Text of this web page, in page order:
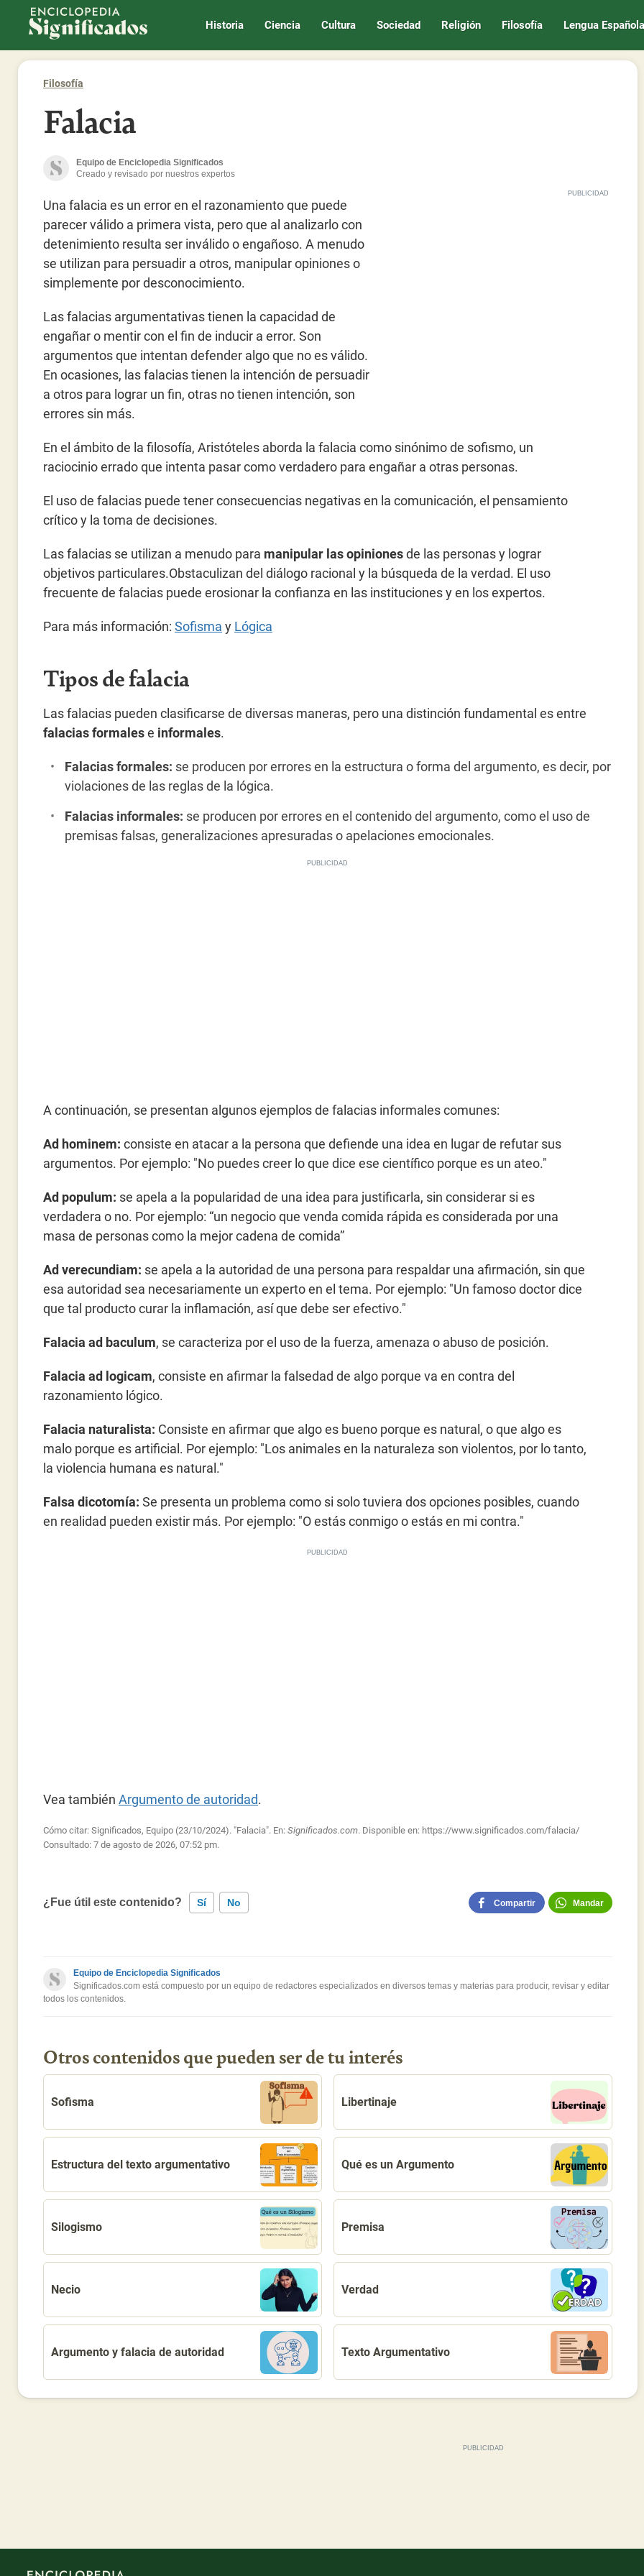
Enciclopedia Significados
Historia Ciencia Cultura Sociedad Religión Filosofía Lengua Española
Filosofía
Falacia
Equipo de Enciclopedia Significados
Creado y revisado por nuestros expertos
Una falacia es un error en el razonamiento que puede
parecer válido a primera vista, pero que al analizarlo con
detenimiento resulta ser inválido o engañoso. A menudo
se utilizan para persuadir a otros, manipular opiniones o
simplemente por desconocimiento.
Las falacias argumentativas tienen la capacidad de
engañar o mentir con el fin de inducir a error. Son
argumentos que intentan defender algo que no es válido.
En ocasiones, las falacias tienen la intención de persuadir
a otros para lograr un fin, otras no tienen intención, son
errores sin más.
En el ámbito de la filosofía, Aristóteles aborda la falacia como sinónimo de sofismo, un
raciocinio errado que intenta pasar como verdadero para engañar a otras personas.
El uso de falacias puede tener consecuencias negativas en la comunicación, el pensamiento
crítico y la toma de decisiones.
Las falacias se utilizan a menudo para manipular las opinionesde las personas y lograr
objetivos particulares.Obstaculizan del diálogo racional y la búsqueda de la verdad. El uso
frecuente de falacias puede erosionar la confianza en las instituciones y en los expertos.
Para más información: Sofisma y Lógica
Tipos de falacia
Las falacias pueden clasificarse de diversas maneras, pero una distinción fundamental es entre
falacias formalese informales.
Falacias formales: se producen por errores en la estructura o forma del argumento, es decir, por
violaciones de las reglas de la lógica.
Falacias informales: se producen por errores en el contenido del argumento, como el uso de
premisas falsas, generalizaciones apresuradas o apelaciones emocionales.
A continuación, se presentan algunos ejemplos de falacias informales comunes:
Ad hominem: consiste en atacar a la persona que defiende una idea en lugar de refutar sus
argumentos. Por ejemplo: "No puedes creer lo que dice ese científico porque es un ateo."
Ad populum: se apela a la popularidad de una idea para justificarla, sin considerar si es
verdadera o no. Por ejemplo: “un negocio que venda comida rápida es considerada por una
masa de personas como la mejor cadena de comida”
Ad verecundiam: se apela a la autoridad de una persona para respaldar una afirmación, sin que
esa autoridad sea necesariamente un experto en el tema. Por ejemplo: "Un famoso doctor dice
que tal producto curar la inflamación, así que debe ser efectivo."
Falacia ad baculum, se caracteriza por el uso de la fuerza, amenaza o abuso de posición.
Falacia ad logicam, consiste en afirmar la falsedad de algo porque va en contra del
razonamiento lógico.
Falacia naturalista: Consiste en afirmar que algo es bueno porque es natural, o que algo es
malo porque es artificial. Por ejemplo: "Los animales en la naturaleza son violentos, por lo tanto,
la violencia humana es natural."
Falsa dicotomía: Se presenta un problema como si solo tuviera dos opciones posibles, cuando
en realidad pueden existir más. Por ejemplo: "O estás conmigo o estás en mi contra."
Vea también Argumento de autoridad.
Cómo citar: Significados, Equipo (23/10/2024). "Falacia". En: Significados.com. Disponible en: https://www.significados.com/falacia/
Consultado: 7 de agosto de 2026, 07:52 pm.
¿Fue útil este contenido? Sí No
Este contenido no tiene la información que busco
Otro
Compartir Mandar
Equipo de Enciclopedia Significados
Significados.com está compuesto por un equipo de redactores especializados en diversos temas y materias para producir, revisar y editar
todos los contenidos.
Otros contenidos que pueden ser de tu interés
Sofisma Libertinaje
Estructura del texto argumentativo Qué es un Argumento
Silogismo Premisa
Necio Verdad
Argumento y falacia de autoridad Texto Argumentativo